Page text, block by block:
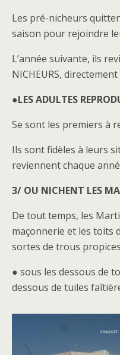
Les pré-nicheurs
saison pour rejoindre
L’année suivante, ils
NICHEURS,
●LES ADULTES
Se sont les premiers à
Ils sont fidèles à leurs
reviennent chaque
3/ OU NICHENT LES
De tout temps, les
maçonnerie et les toits
sortes de trous
● sous les dessous de
dessous de tuiles